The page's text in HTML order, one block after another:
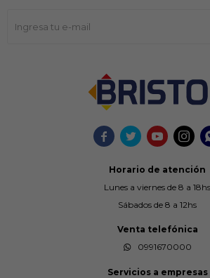
   
Horario de atención
Lunes a viernes de 8 a 18hs
Sábados de 8 a 12hs
Venta telefónica
0991670000
Servicios a empresas